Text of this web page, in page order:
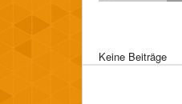
Keine Beiträge